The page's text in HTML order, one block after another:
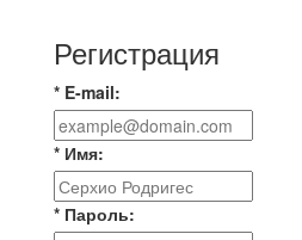
Регистрация
* E-mail:
* Имя:
* Пароль: